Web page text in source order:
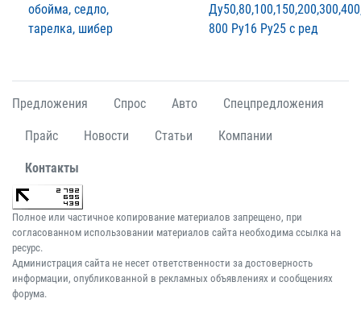
обойма, седло,
тарелка, шибер
800 Ру16 Ру25 с ред
Предложения Спрос Авто Спецпредложения
Прайс Новости Статьи Компании
Контакты
Полное или частичное копирование материалов запрещено, при
согласованном использовании материалов сайта необходима ссылка на
ресурс.
Администрация сайта не несет ответственности за достоверность
информации, опубликованной в рекламных объявлениях и сообщениях
форума.